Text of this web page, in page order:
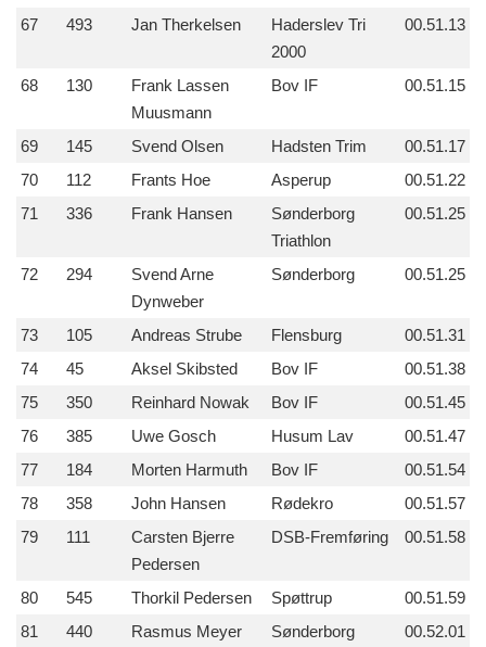
67
493 Jan Therkelsen
Haderslev Tri
2000
00.51.13
68 130
Frank Lassen
Muusmann
Bov IF 00.51.15
69 145 Svend Olsen Hadsten Trim
00.51.17
70
112 Frants Hoe Asperup
00.51.22
71
336 Frank Hansen
Sønderborg
Triathlon
00.51.25
72 294
Svend Arne
Dynweber
Sønderborg 00.51.25
73 105 Andreas Strube Flensburg
00.51.31
74
45 Aksel Skibsted Bov IF
00.51.38
75
350 Reinhard Nowak Bov IF
00.51.45
76
385 Uwe Gosch Husum Lav
00.51.47
77
184 Morten Harmuth Bov IF
00.51.54
78
358 John Hansen Rødekro
00.51.57
79
111
Carsten Bjerre
Pedersen
DSB-Fremføring 00.51.58
80 545 Thorkil Pedersen Spøttrup
00.51.59
81
440 Rasmus Meyer Sønderborg
00.52.01